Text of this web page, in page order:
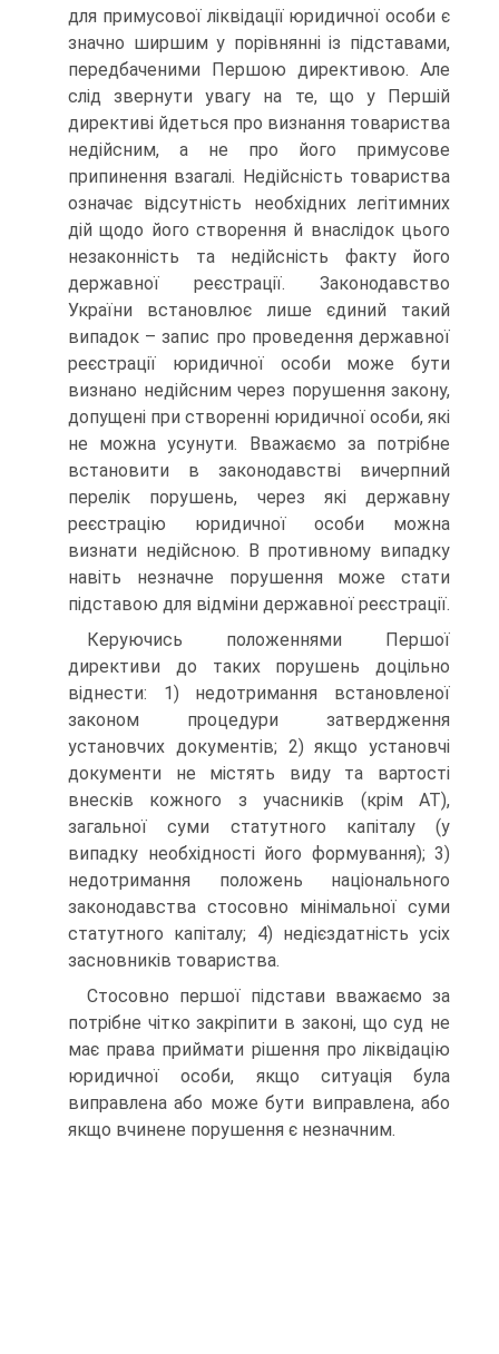
для примусової ліквідації юридичної особи є
значно ширшим у порівнянні із підставами,
передбаченими Першою директивою. Але
слід звернути увагу на те, що у Першій
директиві йдеться про визнання товариства
недійсним, а не про його примусове
припинення взагалі. Недійсність товариства
означає відсутність необхідних легітимних
дій щодо його створення й внаслідок цього
незаконність та недійсність факту його
державної реєстрації. Законодавство
України встановлює лише єдиний такий
випадок – запис про проведення державної
реєстрації юридичної особи може бути
визнано недійсним через порушення закону,
допущені при створенні юридичної особи, які
не можна усунути. Вважаємо за потрібне
встановити в законодавстві вичерпний
перелік порушень, через які державну
реєстрацію юридичної особи можна
визнати недійсною. В противному випадку
навіть незначне порушення може стати
підставою для відміни державної реєстрації.
Керуючись положеннями Першої
директиви до таких порушень доцільно
віднести: 1) недотримання встановленої
законом процедури затвердження
установчих документів; 2) якщо установчі
документи не містять виду та вартості
внесків кожного з учасників (крім АТ),
загальної суми статутного капіталу (у
випадку необхідності його формування); 3)
недотримання положень національного
законодавства стосовно мінімальної суми
статутного капіталу; 4) недієздатність усіх
засновників товариства.
Стосовно першої підстави вважаємо за
потрібне чітко закріпити в законі, що суд не
має права приймати рішення про ліквідацію
юридичної особи, якщо ситуація була
виправлена або може бути виправлена, або
якщо вчинене порушення є незначним.